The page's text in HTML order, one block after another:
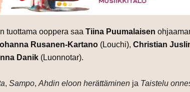
tuottama ooppera saa Tiina Puumalaisen
Rusanen-Kartano (Louchi), Christian
Danik (Luonnotar).
, Sampo, Ahdin eloon herättäminen ja Taistelu